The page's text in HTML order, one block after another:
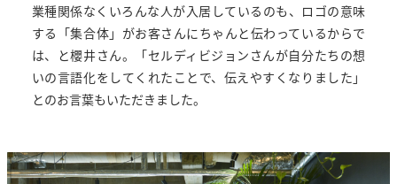
業種関係なくいろんな人が入居しているのも、ロゴの意味
する「集合体」がお客さんにちゃんと伝わっているからで
は、と櫻井さん。「セルディビジョンさんが自分たちの想
いの言語化をしてくれたことで、伝えやすくなりました」
とのお言葉もいただきました。